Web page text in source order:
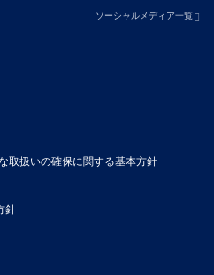
ソーシャルメディア一覧
取扱いの確保に関する基本方針
針